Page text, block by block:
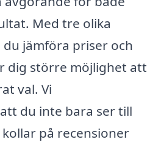
Med tre olika
jämföra priser och
dig större möjlighet att
val. Vi
du inte bara ser till
på recensioner